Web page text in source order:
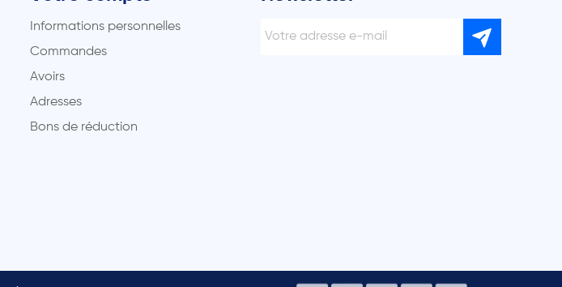
Informations personnelles
Commandes
Avoirs
Adresses
Bons de réduction